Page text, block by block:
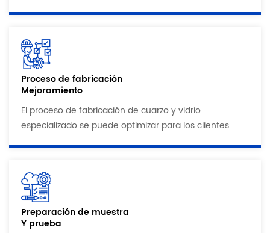
Proceso de fabricación
Mejoramiento
El proceso de fabricación de cuarzo y vidrio
especializado se puede optimizar para los clientes.
Preparación de muestra
Y prueba